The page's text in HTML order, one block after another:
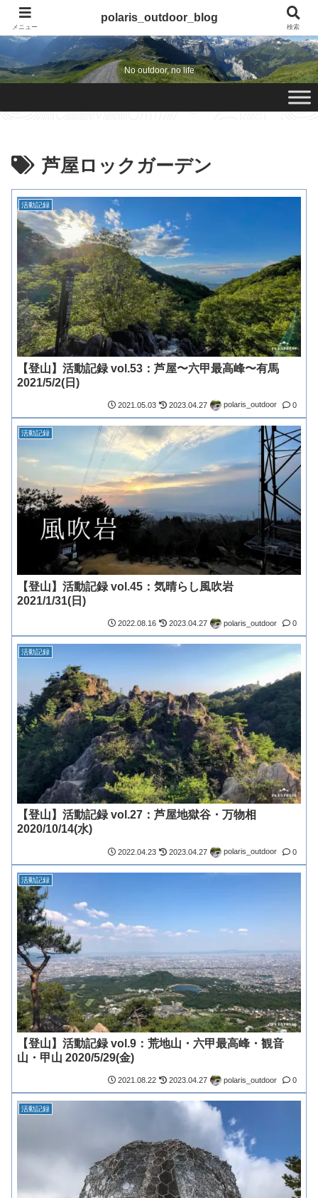
polaris_outdoor_blog
No outdoor, no life
芦屋ロックガーデン
活動記録
【登山】活動記録 vol.53：芦屋〜六甲最高峰〜有馬
2021/5/2(日)
2021.05.03 2023.04.27 polaris_outdoor 0
活動記録
【登山】活動記録 vol.45：気晴らし風吹岩
2021/1/31(日)
2022.08.16 2023.04.27 polaris_outdoor 0
活動記録
【登山】活動記録 vol.27：芦屋地獄谷・万物相
2020/10/14(水)
2022.04.23 2023.04.27 polaris_outdoor 0
活動記録
【登山】活動記録 vol.9：荒地山・六甲最高峰・観音
山・甲山 2020/5/29(金)
2021.08.22 2023.04.27 polaris_outdoor 0
活動記録
メニュー
polaris_outdoor_blog
検索